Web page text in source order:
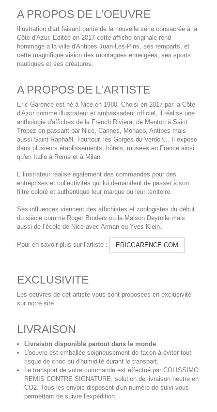
A PROPOS DE L'OEUVRE
Illustration d'art faisant partie de la nouvelle série consacrée à la
Côte d'Azur. Editée en 2017 cette affiche originale rend
hommage à la ville d'Antibes Juan-Les-Pins, ses remparts, et
cette magnifique vision des montagnes enneigées, ses sports
nautiques et ses créatures.
A PROPOS DE L'ARTISTE
Eric Garence est né à Nice en 1980. Choisi en 2017 par la Côte
d'Azur comme illustrateur et ambassadeur officiel, il réalise une
anthologie d'affiches de la French Riviera, de Menton à Saint
Tropez en passant par Nice, Cannes, Monaco, Antibes mais
aussi Saint Raphaël, Tourtour, les Gorges du Verdon... Il expose
dans plusieurs établissements, hôtels, musées en France ainsi
qu'en Italie à Rome et à Milan.
L'illustrateur réalise également des commandes pour des
entreprises et collectivités qui lui demandent de passer à son
filtre coloré et authentique leur marque ou leur territoire.
Ses influences viennent des affichistes et zoologistes du début
du siècle comme Roger Broders ou la Maison Deyrolle mais
aussi de l’école de Nice avec Arman ou Yves Klein.
Pour en savoir plus sur l'artiste : ERICGARENCE.COM
EXCLUSIVITE
Les oeuvres de cet artiste vous sont proposées en exclusivité
sur notre site
LIVRAISON
Livraison disponible partout dans le monde
L'oeuvre est emballée soigneusement de façon à éviter tout
risque de choc ou d'humidité durant le transport.
Le transport de votre commande est effectué par COLISSIMO
REMIS CONTRE SIGNATURE, solution de livraison neutre en
CO2. Tous les envois disposent d'un numéro de suivi vous
permettant de suivre l'expédition.